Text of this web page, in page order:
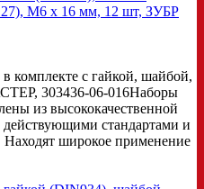
M6 x 16 мм, 12 шт, ЗУБР
комплекте с гайкой, шайбой,
303436-06-016Наборы
из высококачественной
действующими стандартами и
широкое применение